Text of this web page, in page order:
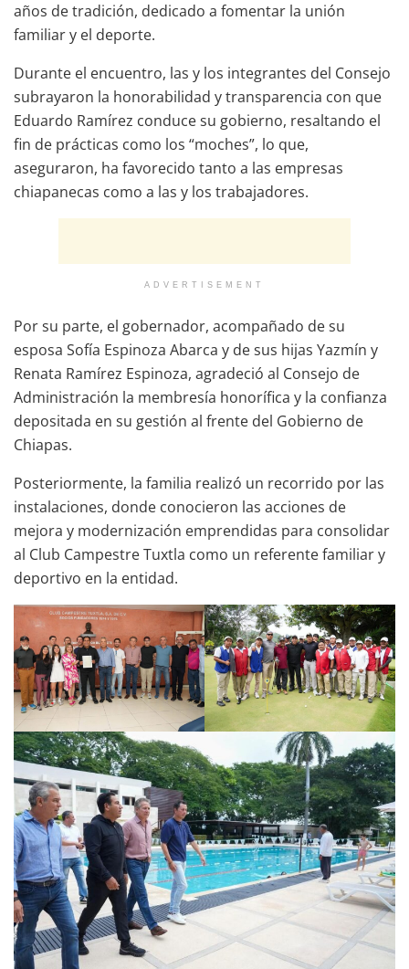
años de tradición, dedicado a fomentar la unión
familiar y el deporte.
Durante el encuentro, las y los integrantes del Consejo
subrayaron la honorabilidad y transparencia con que
Eduardo Ramírez conduce su gobierno, resaltando el
fin de prácticas como los “moches”, lo que,
aseguraron, ha favorecido tanto a las empresas
chiapanecas como a las y los trabajadores.
ADVERTISEMENT
Por su parte, el gobernador, acompañado de su
esposa Sofía Espinoza Abarca y de sus hijas Yazmín y
Renata Ramírez Espinoza, agradeció al Consejo de
Administración la membresía honorífica y la confianza
depositada en su gestión al frente del Gobierno de
Chiapas.
Posteriormente, la familia realizó un recorrido por las
instalaciones, donde conocieron las acciones de
mejora y modernización emprendidas para consolidar
al Club Campestre Tuxtla como un referente familiar y
deportivo en la entidad.